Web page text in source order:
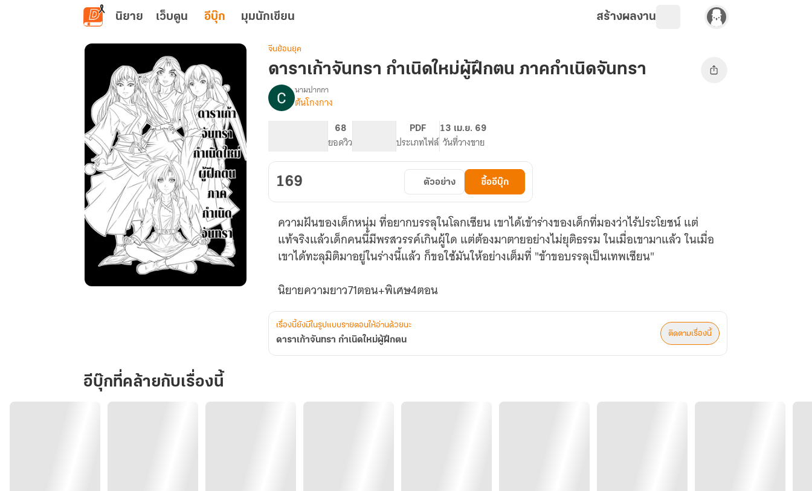
ข้ามไปยังเนื้อหาหลัก
นิยาย เว็บตูน อีบุ๊ก มุมนักเขียน สร้างผลงาน
ฝึก
จีนย้อนยุค
ดาราเก้าจันทรา กำเนิดใหม่ผู้ฝึกตน ภาคกำเนิดจันทรา
เรื่อง
ดารา
ใหม่
ฝึก
ตน
นามปากกา
ต้นโกงกาง
68
ยอดวิว
PDF
ประเภทไฟล์
13 เม.ย. 69
วันที่วางขาย
169 ตัวอย่าง ซื้ออีบุ๊ก
ความฝันของเด็กหนุ่ม ที่อยากบรรลุในโลกเซียน เขาได้เข้าร่างของเด็กที่มองว่าไร้ประโยชน์ แต่
แท้จริงแล้วเด็กคนนี้มีพรสวรรค์เกินผู้ใด แต่ต้องมาตายอย่างไม่ยุติธรรม ในเมื่อเขามาแล้ว ในเมื่อ
เขาได้ทะลุมิติมาอยู่ในร่างนี้แล้ว ก็ขอใช้มันให้อย่างเต็มที่ "ข้าขอบรรลุเป็นเทพเซียน"
นิยายความยาว71ตอน+พิเศษ4ตอน
เรื่องนี้ยังมีในรูปแบบรายตอนให้อ่านด้วยนะ
ดาราเก้าจันทรา กำเนิดใหม่ผู้ฝึกตน
ติดตามเรื่องนี้
อีบุ๊กที่คล้ายกับเรื่องนี้